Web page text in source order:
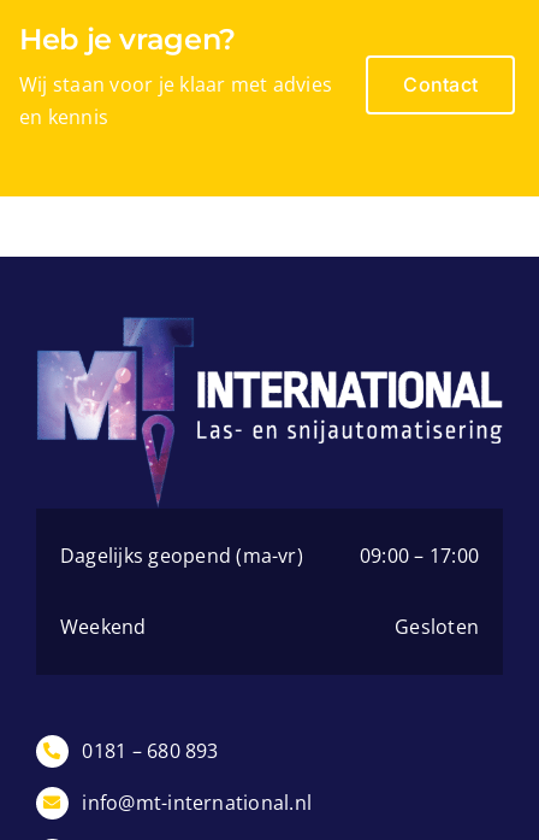
Heb je vragen?
Wij staan voor je klaar met advies
en kennis
Contact
Dagelijks geopend (ma-vr) 09:00 – 17:00
Weekend Gesloten
0181 – 680 893
info@mt-international.nl